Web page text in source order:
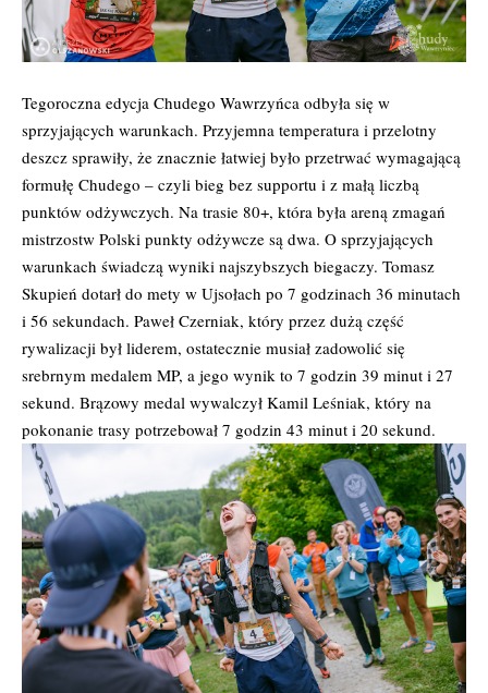
Tegoroczna edycja Chudego Wawrzyńca odbyła się w
sprzyjających warunkach. Przyjemna temperatura i przelotny
deszcz sprawiły, że znacznie łatwiej było przetrwać wymagającą
formułę Chudego – czyli bieg bez supportu i z małą liczbą
punktów odżywczych. Na trasie 80+, która była areną zmagań
mistrzostw Polski punkty odżywcze są dwa. O sprzyjających
warunkach świadczą wyniki najszybszych biegaczy. Tomasz
Skupień dotarł do mety w Ujsołach po 7 godzinach 36 minutach
i 56 sekundach. Paweł Czerniak, który przez dużą część
rywalizacji był liderem, ostatecznie musiał zadowolić się
srebrnym medalem MP, a jego wynik to 7 godzin 39 minut i 27
sekund. Brązowy medal wywalczył Kamil Leśniak, który na
pokonanie trasy potrzebował 7 godzin 43 minut i 20 sekund.